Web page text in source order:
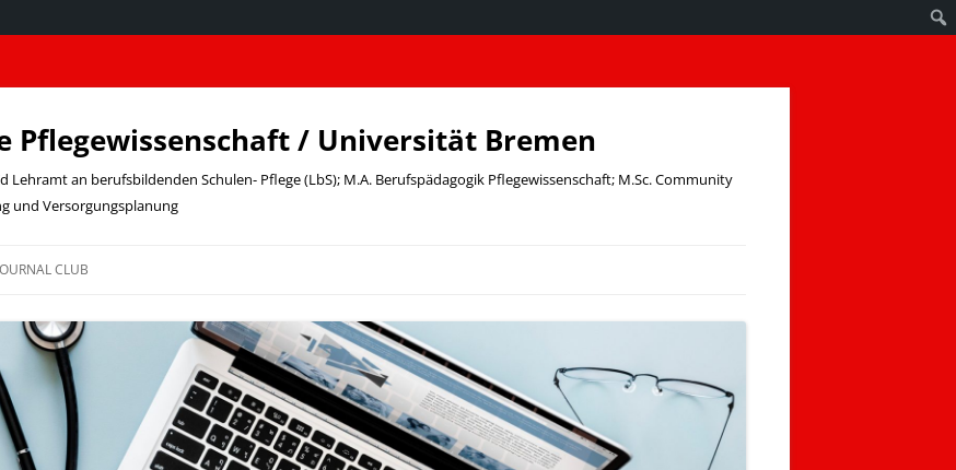
Pflegewissenschaft / Universität Bremen
Lehramt an berufsbildenden Schulen- Pflege (LbS); M.A. Berufspädagogik Pflegewissenschaft; M.Sc. Community
und Versorgungsplanung
CLUB